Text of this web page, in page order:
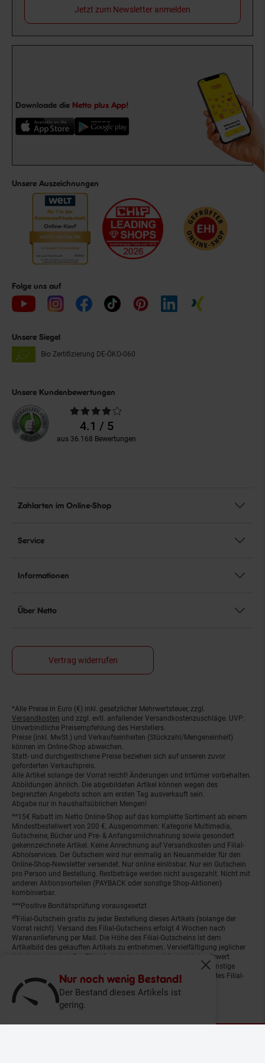
Nur noch wenig Bestand!
Der Bestand dieses Artikels ist
gering.
Fenster
Jetzt zum Newsletter anmelden
Downloade die Netto plus App!
Unsere Auszeichnungen
Folge uns auf
Unsere Siegel
Bio Zertifizierung DE-ÖKO-060
Unsere Kundenbewertungen
Durchschnittliche
Bewertungen4.1 / 5
aus 36.168 Bewertungen
Zahlarten im Online-Shop
Service
Informationen
Über Netto
Vertrag widerrufen
Fußnoten
*Alle Preise in Euro (€) inkl. gesetzlicher Mehrwertsteuer, zzgl.
Versandkosten und zzgl. evtl. anfallender Versandkostenzuschläge. UVP:
Unverbindliche Preisempfehlung des Herstellers.
Preise (inkl. MwSt.) und Verkaufseinheiten (Stückzahl/Mengeneinheit)
können im Online-Shop abweichen.
Statt- und durchgestrichene Preise beziehen sich auf unseren zuvor
geforderten Verkaufspreis.
Alle Artikel solange der Vorrat reicht! Änderungen und Irrtümer vorbehalten.
Abbildungen ähnlich. Die abgebildeten Artikel können wegen des
begrenzten Angebots schon am ersten Tag ausverkauft sein.
Abgabe nur in haushaltsüblichen Mengen!
**15€ Rabatt im Netto Online-Shop auf das komplette Sortiment ab einem
Mindestbestellwert von 200 €. Ausgenommen: Kategorie Multimedia,
Gutscheine, Bücher und Pre- & Anfangsmilchnahrung sowie gesondert
gekennzeichnete Artikel. Keine Anrechnung auf Versandkosten und Filial-
Abholservices. Der Gutschein wird nur einmalig an Neuanmelder für den
Online-Shop-Newsletter versendet. Nur online einlösbar. Nur ein Gutschein
pro Person und Bestellung. Restbeträge werden nicht ausgezahlt. Nicht mit
anderen Aktionsvorteilen (PAYBACK oder sonstige Shop-Aktionen)
kombinierbar.
***Positive Bonitätsprüfung vorausgesetzt
²⁰Filial-Gutschein gratis zu jeder Bestellung dieses Artikels (solange der
Vorrat reicht). Versand des Filial-Gutscheins erfolgt 4 Wochen nach
Warenanlieferung per Mail. Die Höhe des Filial-Gutscheins ist dem
Artikelbild des gekauften Artikels zu entnehmen. Vervielfältigung jeglicher
Art nicht gestattet. Der Filial-Gutschein ist ohne Mindesteinkaufswert
einlösbar. Nicht mit anderen Aktionsvorteilen (PAYBACK oder sonstige
Shop-Aktionen) kombinierbar. Der jeweilige Gültigkeitszeitraum des Filial-
Gutscheins ist darauf vermerkt.